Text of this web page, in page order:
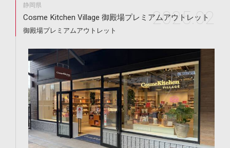
静岡県
Cosme Kitchen Village 御殿場プレミアムアウトレット
御殿場プレミアムアウトレット 2025.02